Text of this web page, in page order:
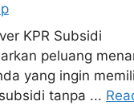
KPR Subsidi
peluang
yang ingin
tanpa ...